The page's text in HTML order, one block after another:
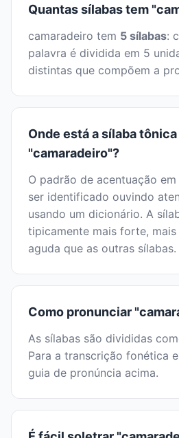
Quantas sílabas tem
camaradeiro tem 5 sílabas:
palavra é dividida em 5
distintas que compõem a
Onde está a sílaba
"camaradeiro"?
O padrão de acentuação
ser identificado ouvindo
usando um dicionário. A
tipicamente mais forte,
aguda que as outras sílabas.
Como pronunciar
As sílabas são divididas
Para a transcrição fonética
guia de pronúncia acima.